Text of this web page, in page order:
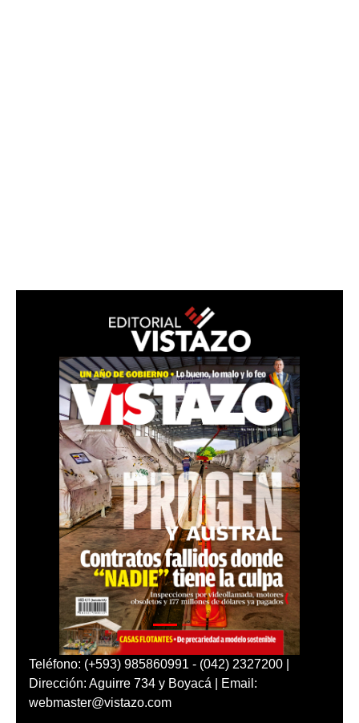
Teléfono: (+593) 985860991 - (042) 2327200 |
Dirección: Aguirre 734 y Boyacá | Email:
webmaster@vistazo.com